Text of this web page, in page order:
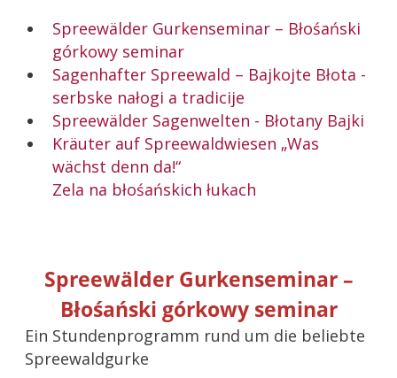
Spreewälder Gurkenseminar – Błośański
górkowy seminar
Sagenhafter Spreewald – Bajkojte Błota -
serbske nałogi a tradicije
Spreewälder Sagenwelten - Błotany Bajki
Kräuter auf Spreewaldwiesen „Was
wächst denn da!“
Zela na błośańskich łukach
Spreewälder Gurkenseminar –
Błośański górkowy seminar
Ein Stundenprogramm rund um die beliebte
Spreewaldgurke